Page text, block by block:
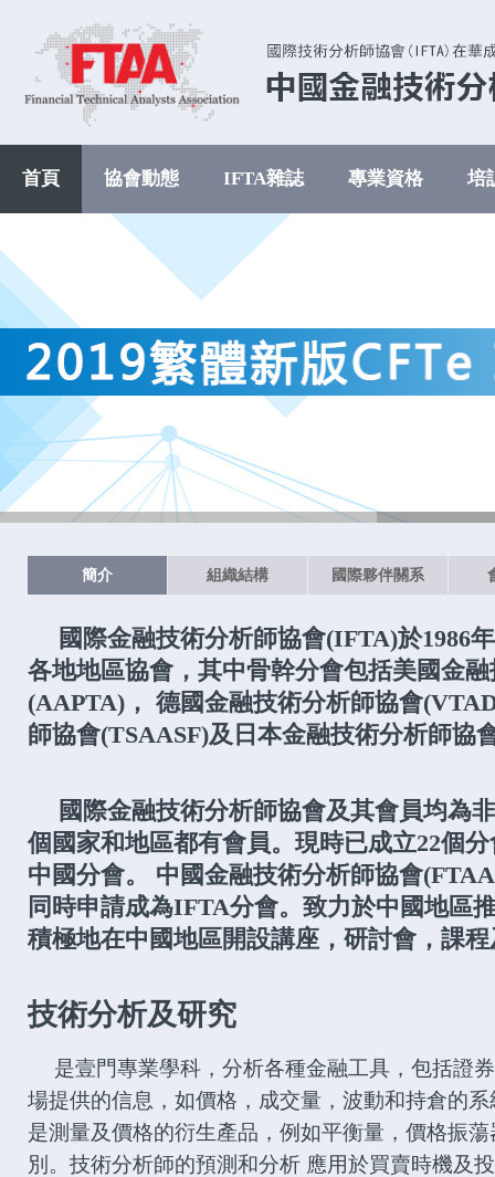
首頁 協會動態 IFTA雜誌 專業資格 培
簡介 組織結構 國際夥伴關系
國際金融技術分析師協會(IFTA)於1986
各地地區協會，其中骨幹分會包括美國金
(AAPTA)， 德國金融技術分析師協會
師協會(TSAASF)及日本金融技術分析師協
國際金融技術分析師協會及其會員均為
個國家和地區都有會員。現時已成立22個
中國分會。 中國金融技術分析師協會
同時申請成為IFTA分會。致力於中國地區
積極地在中國地區開設講座，研討會，課
技術分析及研究
是壹門專業學科，分析各種金融工具，包括證
場提供的信息，如價格，成交量，波動和持倉的
是測量及價格的衍生產品，例如平衡量，價格振
別。技術分析師的預測和分析 應用於買賣時機及